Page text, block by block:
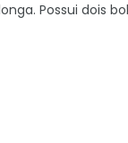
Possui dois